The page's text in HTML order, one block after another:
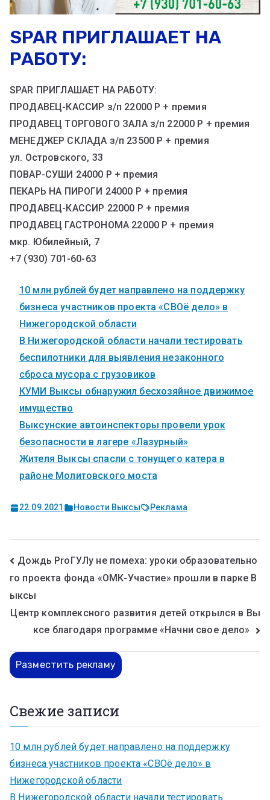
SPAR ПРИГЛАШАЕТ НА
РАБОТУ:
SPAR ПРИГЛАШАЕТ НА РАБОТУ:
ПРОДАВЕЦ-КАССИР з/п 22000 Р + премия
ПРОДАВЕЦ ТОРГОВОГО ЗАЛА з/п 22000 Р + премия
МЕНЕДЖЕР СКЛАДА з/п 23500 Р + премия
ул. Островского, 33
ПОВАР-СУШИ 24000 Р + премия
ПЕКАРЬ НА ПИРОГИ 24000 Р + премия
ПРОДАВЕЦ-КАССИР 22000 Р + премия
ПРОДАВЕЦ ГАСТРОНОМА 22000 Р + премия
мкр. Юбилейный, 7
+7 (930) 701-60-63
10 млн рублей будет направлено на поддержку
бизнеса участников проекта «СВОё дело» в
Нижегородской области
В Нижегородской области начали тестировать
беспилотники для выявления незаконного
сброса мусора с грузовиков
КУМИ Выксы обнаружил бесхозяйное движимое
имущество
Выксунские автоинспекторы провели урок
безопасности в лагере «Лазурный»
Жителя Выксы спасли с тонущего катера в
районе Молитовского моста
22.09.2021 Новости Выксы Реклама
Дождь ProГУЛу не помеха: уроки образовательно
го проекта фонда «ОМК-Участие» прошли в парке В
ыксы
Центр комплексного развития детей открылся в Вы
ксе благодаря программе «Начни свое дело»
Разместить рекламу
Свежие записи
10 млн рублей будет направлено на поддержку
бизнеса участников проекта «СВОё дело» в
Нижегородской области
В Нижегородской области начали тестировать